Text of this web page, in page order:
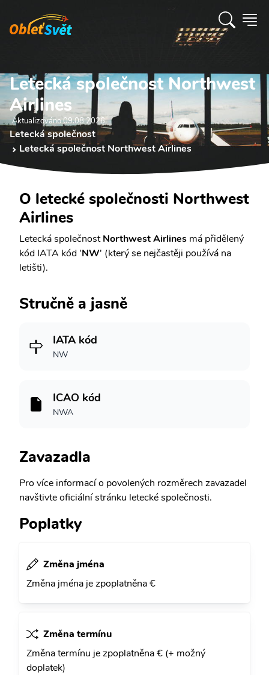
Letecká společnost Northwest
Airlines
Aktualizováno 09.08 2026
Letecká společnost
Letecká společnost Northwest Airlines
O letecké společnosti Northwest
Airlines
Letecká společnostNorthwest Airlines má přidělený
kód IATA kód 'NW' (který se nejčastěji používá na
letišti).
Stručně a jasně
IATA kód
NW
ICAO kód
NWA
Zavazadla
Pro více informací o povolených rozměrech zavazadel
navštivte oficiální stránku letecké společnosti.
Poplatky
Změna jména
Změna jména je zpoplatněna €
Změna termínu
Změna termínu je zpoplatněna € (+ možný
doplatek)